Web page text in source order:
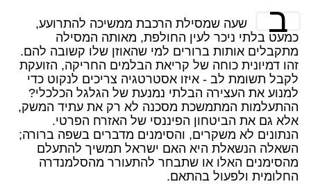
ב
שעה שמסילת הרכבת ממשיכה להתרועע,
כמעט בלתי ניכר לעין החולפת, מאותה המסילה
מתקבלים אותות ברורים למי שהאוזן שלו קשובה להם.
זהו דמיונית כוחה של קריאת הבלמים החריקה, הזועקת
לקבל תשומת לב - איזו אסטרטגיה צריכים לנקוט כדי
למנוע את העצירה הבלתי נמנעת של הגלגל הכלכלי?
ההתעלמות המתמשכת מסכנה לא רק את עתיד המשק,
אלא גם את הביטחון הפיננסי של האזרח הפרטי.
הנתונים לא משקרים, והסימנים מדברים בשפה ברורה;
השאלה הנשאלת היא האם ישראל תמשיך להתעלם
מהסימנים האלו או שתבחר להתעורר מהסלמנדרה
החלומית ולפעול בהתאם.